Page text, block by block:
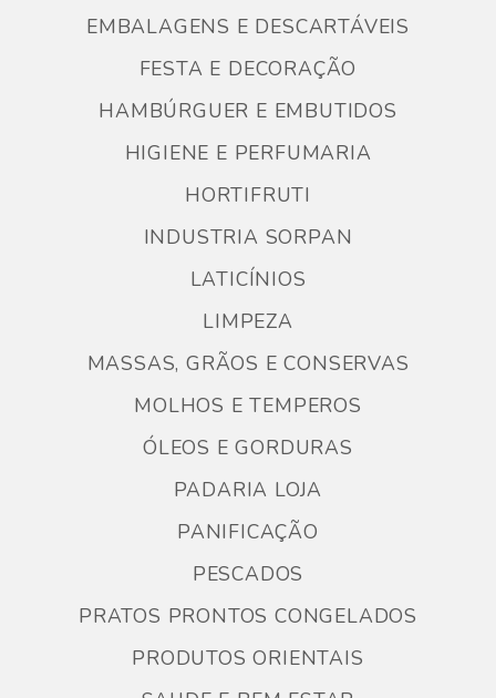
EMBALAGENS E DESCARTÁVEIS
FESTA E DECORAÇÃO
HAMBÚRGUER E EMBUTIDOS
HIGIENE E PERFUMARIA
HORTIFRUTI
INDUSTRIA SORPAN
LATICÍNIOS
LIMPEZA
MASSAS, GRÃOS E CONSERVAS
MOLHOS E TEMPEROS
ÓLEOS E GORDURAS
PADARIA LOJA
PANIFICAÇÃO
PESCADOS
PRATOS PRONTOS CONGELADOS
PRODUTOS ORIENTAIS